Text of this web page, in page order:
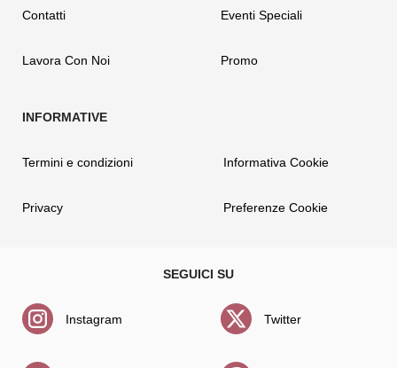
Contatti
Lavora Con Noi
Eventi Speciali
Promo
Termini e condizioni
Privacy
Informativa Cookie
Preferenze Cookie
Instagram Twitter